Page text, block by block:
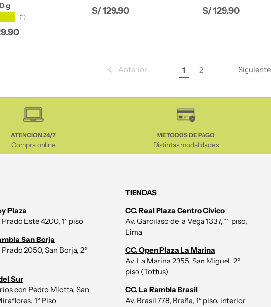
g
(1)
normal
Precio normal
S/ 129.90 Precio normal
S/ 129.90
Anterior 1 2 Siguiente
ATENCIÓN 24/7
Compra online
MÉTODOS DE PAGO
Distintas modalidades
Plaza
Prado Este 4200, 1° piso
San Borja
Prado 2050, San Borja, 2º
Sur
con Pedro Miotta, San
1° Piso
TIENDAS
CC. Real Plaza Centro Cívico
Av. Garcilaso de la Vega 1337, 1° piso,
Lima
CC. Open Plaza La Marina
Av. La Marina 2355, San Miguel, 2º
piso (Tottus)
CC. La Rambla Brasil
Av. Brasil 778, Breña, 1° piso, interior